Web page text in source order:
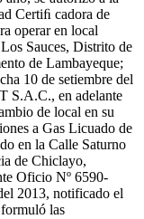
Certiﬁ cadora de
operar en local
Sauces, Distrito de
de Lambayeque;
10 de setiembre del
S.A.C., en adelante
de local en su
a Gas Licuado de
en la Calle Saturno
de Chiclayo,
Oficio Nº 6590-
2013, notificado el
las